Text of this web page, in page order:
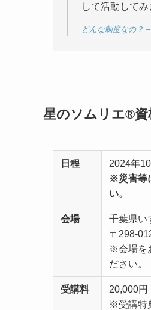
して活動して
どんな制度なの？
星のソムリエ®資
日程
2024年
※災害等
い。
会場
千葉県
〒298-
※会場を
ださい。
受講料
20,000円
※受講特